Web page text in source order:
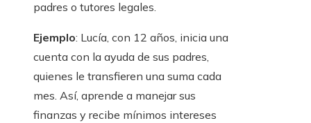
padres o tutores legales.
Ejemplo: Lucía, con 12 años, inicia una
cuenta con la ayuda de sus padres,
quienes le transfieren una suma cada
mes. Así, aprende a manejar sus
finanzas y recibe mínimos intereses